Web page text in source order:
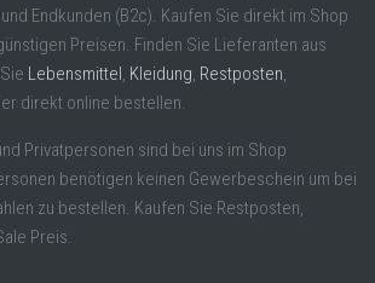
Endkunden (B2c). Kaufen Sie direkt im Shop
Preisen. Finden Sie Lieferanten aus
Lebensmittel Kleidung Restposten
direkt online bestellen.
Privatpersonen sind bei uns im Shop
benötigen keinen Gewerbeschein um bei
zu bestellen. Kaufen Sie Restposten,
Preis.